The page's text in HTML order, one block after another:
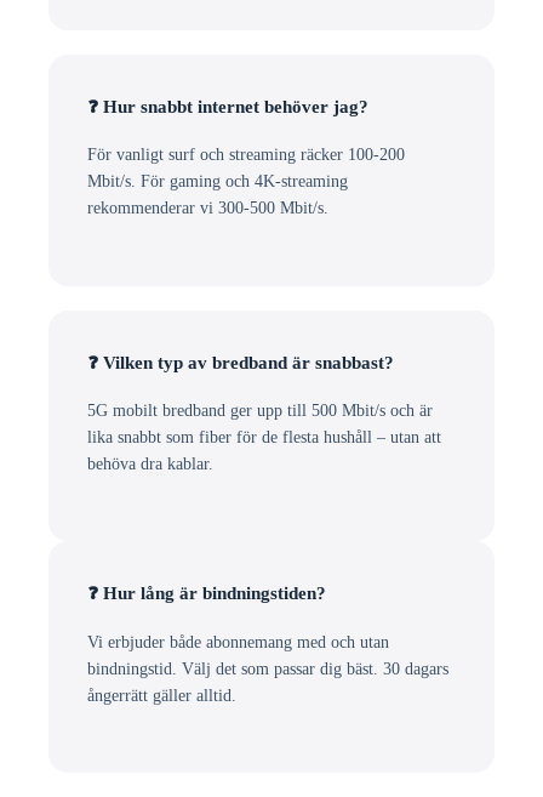
❓ Hur snabbt internet behöver jag?
För vanligt surf och streaming räcker 100-200
Mbit/s. För gaming och 4K-streaming
rekommenderar vi 300-500 Mbit/s.
❓ Vilken typ av bredband är snabbast?
5G mobilt bredband ger upp till 500 Mbit/s och är
lika snabbt som fiber för de flesta hushåll – utan att
behöva dra kablar.
❓ Hur lång är bindningstiden?
Vi erbjuder både abonnemang med och utan
bindningstid. Välj det som passar dig bäst. 30 dagars
ångerrätt gäller alltid.